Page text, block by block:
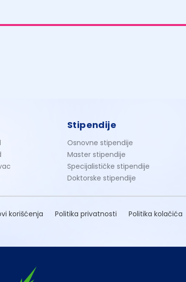
Stipendije
Osnovne stipendije
Master stipendije
Specijalističke stipendije
Doktorske stipendije
korišćenja Politika privatnosti Politika kolačića